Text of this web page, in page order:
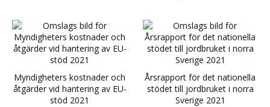
Myndigheters kostnader och
åtgärder vid hantering av EU-
stöd 2021
Årsrapport för det nationella
stödet till jordbruket i norra
Sverige 2021